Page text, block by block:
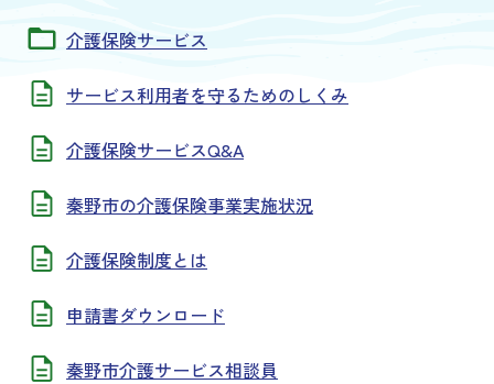
介護保険サービス
サービス利用者を守るためのしくみ
介護保険サービスQ&A
秦野市の介護保険事業実施状況
介護保険制度とは
申請書ダウンロード
秦野市介護サービス相談員